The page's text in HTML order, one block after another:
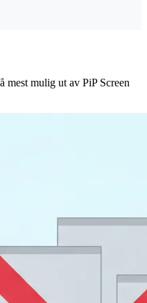
mest mulig ut av PiP Screen